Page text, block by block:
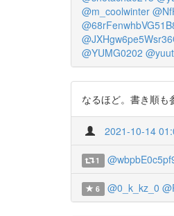
@m_coolwinter
@YUMG0202
なるほど。書き順
2021-10-14
1
6 @0_k_kz_0